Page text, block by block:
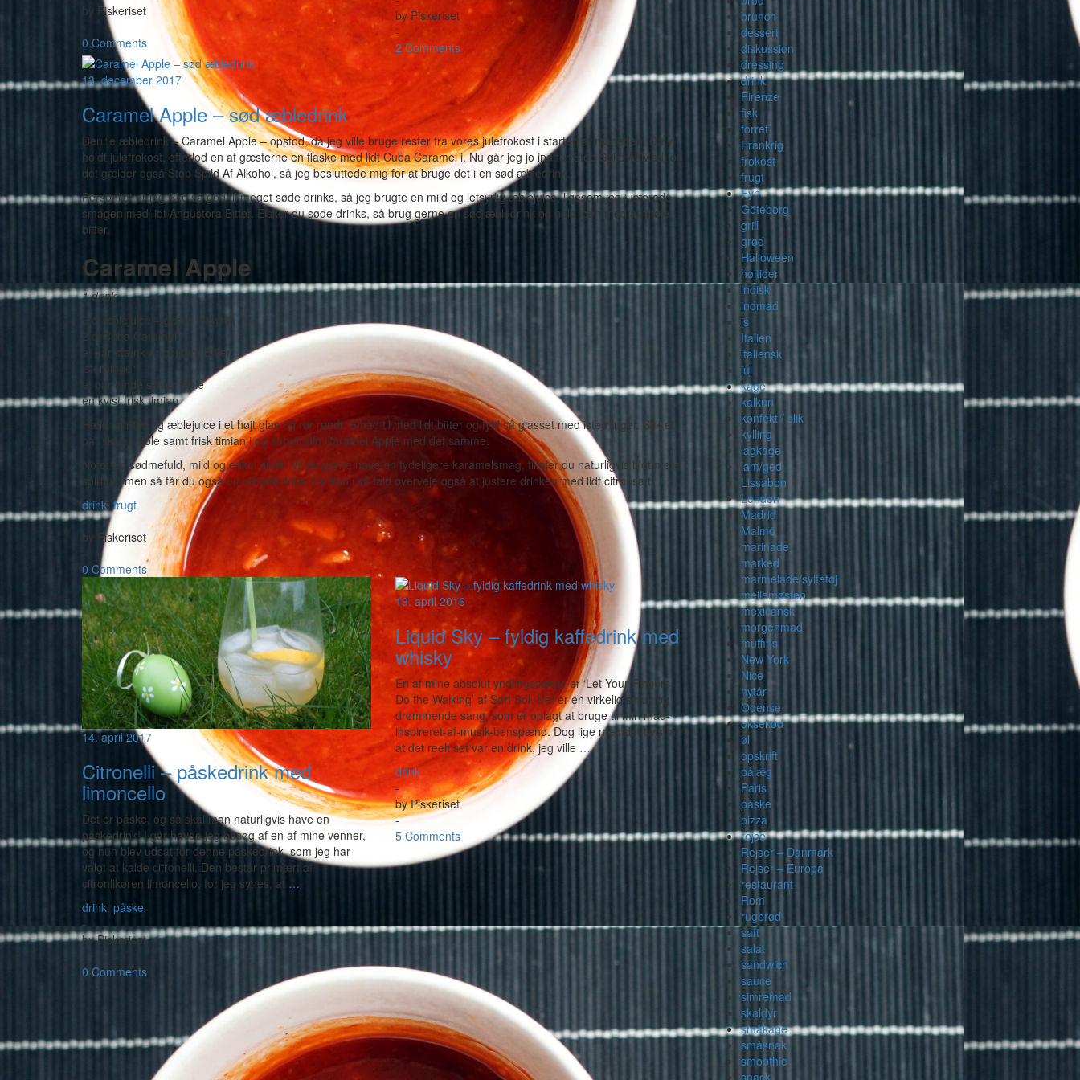
by Piskeriset
-
0 Comments
by Piskeriset
-
2 Comments
13. december 2017
Caramel Apple – sød æbledrink
Denne æbledrink – Caramel Apple – opstod, da jeg ville bruge rester fra vores julefrokost i starten af måneden. Da vi
holdt julefrokost, efterlod en af gæsterne en flaske med lidt Cuba Caramel i. Nu går jeg jo ind for Stop Spild Af Mad, og
det gælder også Stop Spild Af Alkohol, så jeg besluttede mig for at bruge det i en sød æbledrink.
Personligt er jeg ikke så god til meget søde drinks, så jeg brugte en mild og letsyrlig æblejuice, ligesom jeg justerede
smagen med lidt Angustora Bitter. Elsker du søde drinks, så brug gerne en sød æbledrink og hold igen med at tilføje
bitter.
Caramel Apple
1 drink
6 cl æblejuice – gerne letsyrlig
2 cl Cuba Caramel
et par stænk Angostura Bitter
isterninger
et par tynde skiver æble
en kvist frisk timian
Hæld spiritus og æblejuice i et højt glas og rør rundt. Smag til med lidt bitter og fyld så glasset med isterninger. Stik et
par skiver æble samt frisk timian i og servér din Caramel Apple med det samme.
Note: En sødmefuld, mild og enkel drink. Vil du gerne have en tydeligere karamelsmag, tilføjer du naturligvis blot mere
spiritus, men så får du også en ret sød drink. Du kan i så fald overveje også at justere drinken med lidt citronsaft.
drink ,frugt
-
by Piskeriset
0 Comments
14. april 2017
Citronelli – påskedrink med
limoncello
Det er påske, og så skal man naturligvis have en
påskedrink! I går havde jeg besøg af en af mine venner,
og hun blev udsat for denne påskedrink, som jeg har
valgt at kalde citronelli. Den består primært af
citronlikøren limoncello, for jeg synes, at …
drink, påske
-
byPiskeriset
0 Comments
19. april 2016
Liquid Sky – fyldig kaffedrink med
whisky
En af mine absolut yndlingssange er ‘Let Your Fingers
Do the Walking’ af Sort Sol. Det er en virkelig smuk og
drømmende sang, som er oplagt at bruge til min mad-
inspireret-af-musik-benspænd. Dog lige med det twistm
at det reelt set var en drink, jeg ville …
drink
-
byPiskeriset
-
5 Comments
brunch
dessert
diskussion
dressing
drink
Firenze
fisk
forret
Frankrig
frokost
frugt
Fyn
Göteborg
grill
grød
Halloween
højtider
indisk
indmad
is
Italien
italiensk
jul
kage
kalkun
konfekt / slik
kylling
lagkage
lam/ged
Lissabon
London
Madrid
Malmö
marinade
marked
marmelade/syltetøj
mellemøsten
mexicansk
morgenmad
muffins
New York
Nice
nytår
Odense
oksekød
øl
opskrift
pålæg
Paris
påske
pizza
rejse
Rejser – Danmark
Rejser – Europa
restaurant
Rom
rugbrød
saft
salat
sandwich
sauce
simremad
skaldyr
småkage
småsnak
smoothie
snack